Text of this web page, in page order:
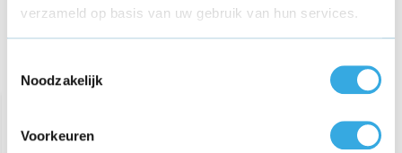
verzameld op basis van uw gebruik van hun services.
Noodzakelijk
Voorkeuren
Recent bekeken